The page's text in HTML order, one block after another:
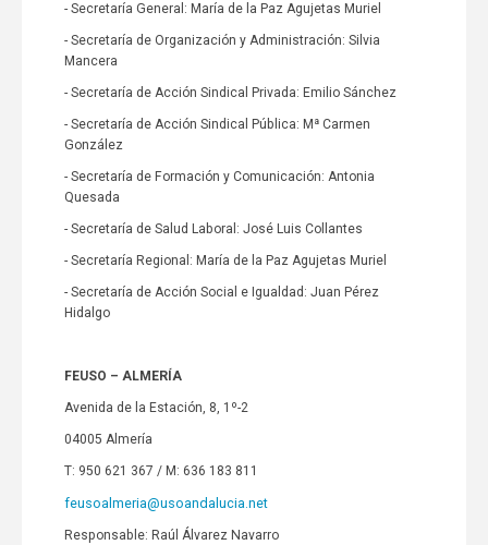
- Secretaría General: María de la Paz Agujetas Muriel
- Secretaría de Organización y Administración: Silvia
Mancera
- Secretaría de Acción Sindical Privada: Emilio Sánchez
- Secretaría de Acción Sindical Pública: Mª Carmen
González
- Secretaría de Formación y Comunicación: Antonia
Quesada
- Secretaría de Salud Laboral: José Luis Collantes
- Secretaría Regional: María de la Paz Agujetas Muriel
- Secretaría de Acción Social e Igualdad: Juan Pérez
Hidalgo
FEUSO – ALMERÍA
Avenida de la Estación, 8, 1º-2
04005 Almería
T: 950 621 367 / M: 636 183 811
feusoalmeria@usoandalucia.net
Responsable: Raúl Álvarez Navarro